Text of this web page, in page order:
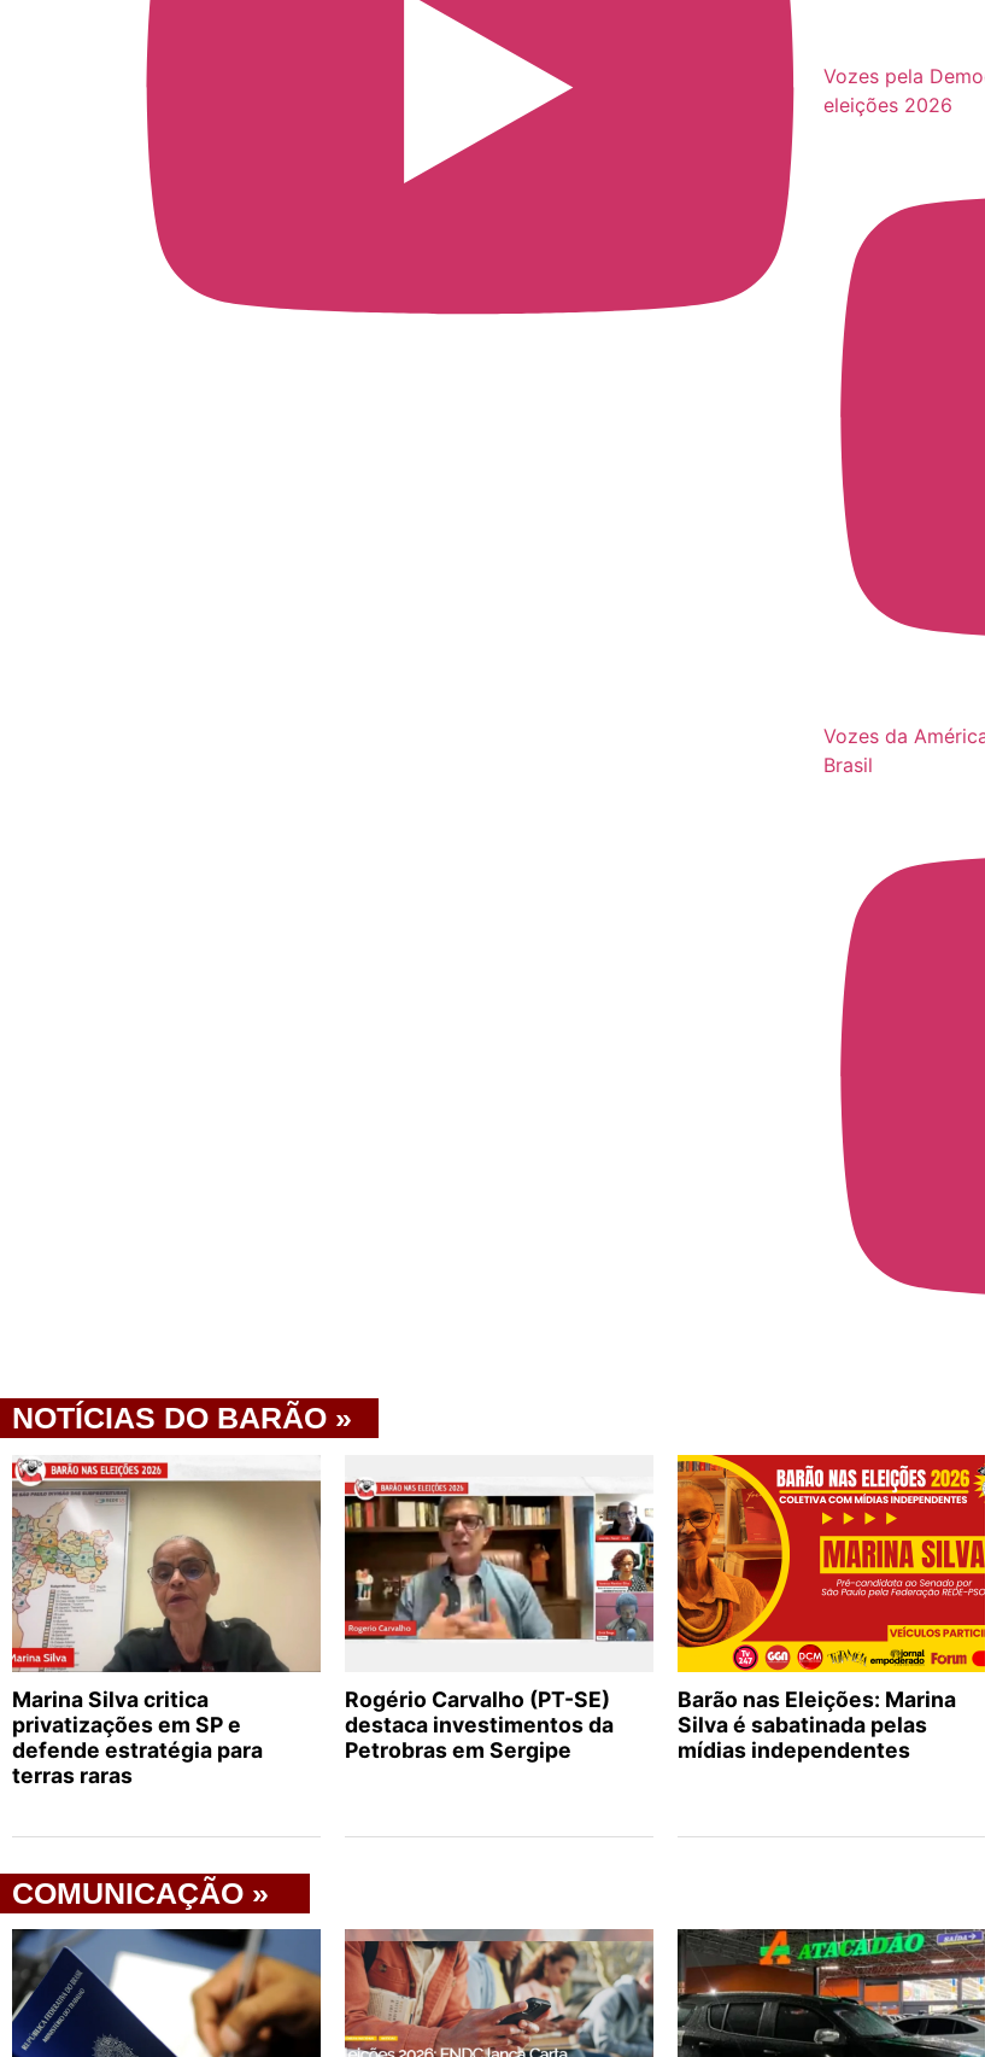
Vozes pela
eleições 2026
Vozes da
Brasil
NOTÍCIAS DO BARÃO »
Marina Silva critica
privatizações em SP e
defende estratégia para
terras raras
Rogério Carvalho (PT-SE)
destaca investimentos da
Petrobras em Sergipe
Barão nas Eleições: Marina
Silva é sabatinada pelas
mídias independentes
COMUNICAÇÃO »